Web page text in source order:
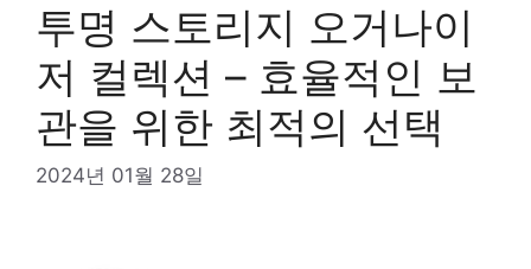
투명 스토리지 오거나이
저 컬렉션 – 효율적인 보
관을 위한 최적의 선택
2024년 01월 28일